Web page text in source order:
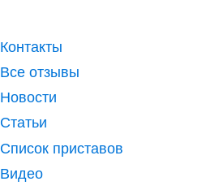
Контакты
Все отзывы
Новости
Статьи
Список приставов
Видео